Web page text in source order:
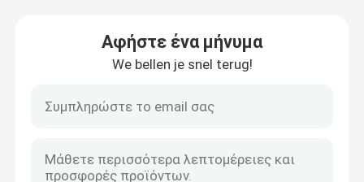
Ζητήστε ένα απόσπασμα
Ανοικτό ψυγείο επίδειξης
Αφήστε ένα μήνυμα
We bellen je snel terug!